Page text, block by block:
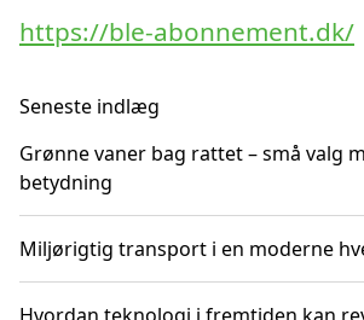
https://ble-abonnement.dk/
Seneste indlæg
Grønne vaner bag rattet – små valg
betydning
Miljørigtig transport i en moderne